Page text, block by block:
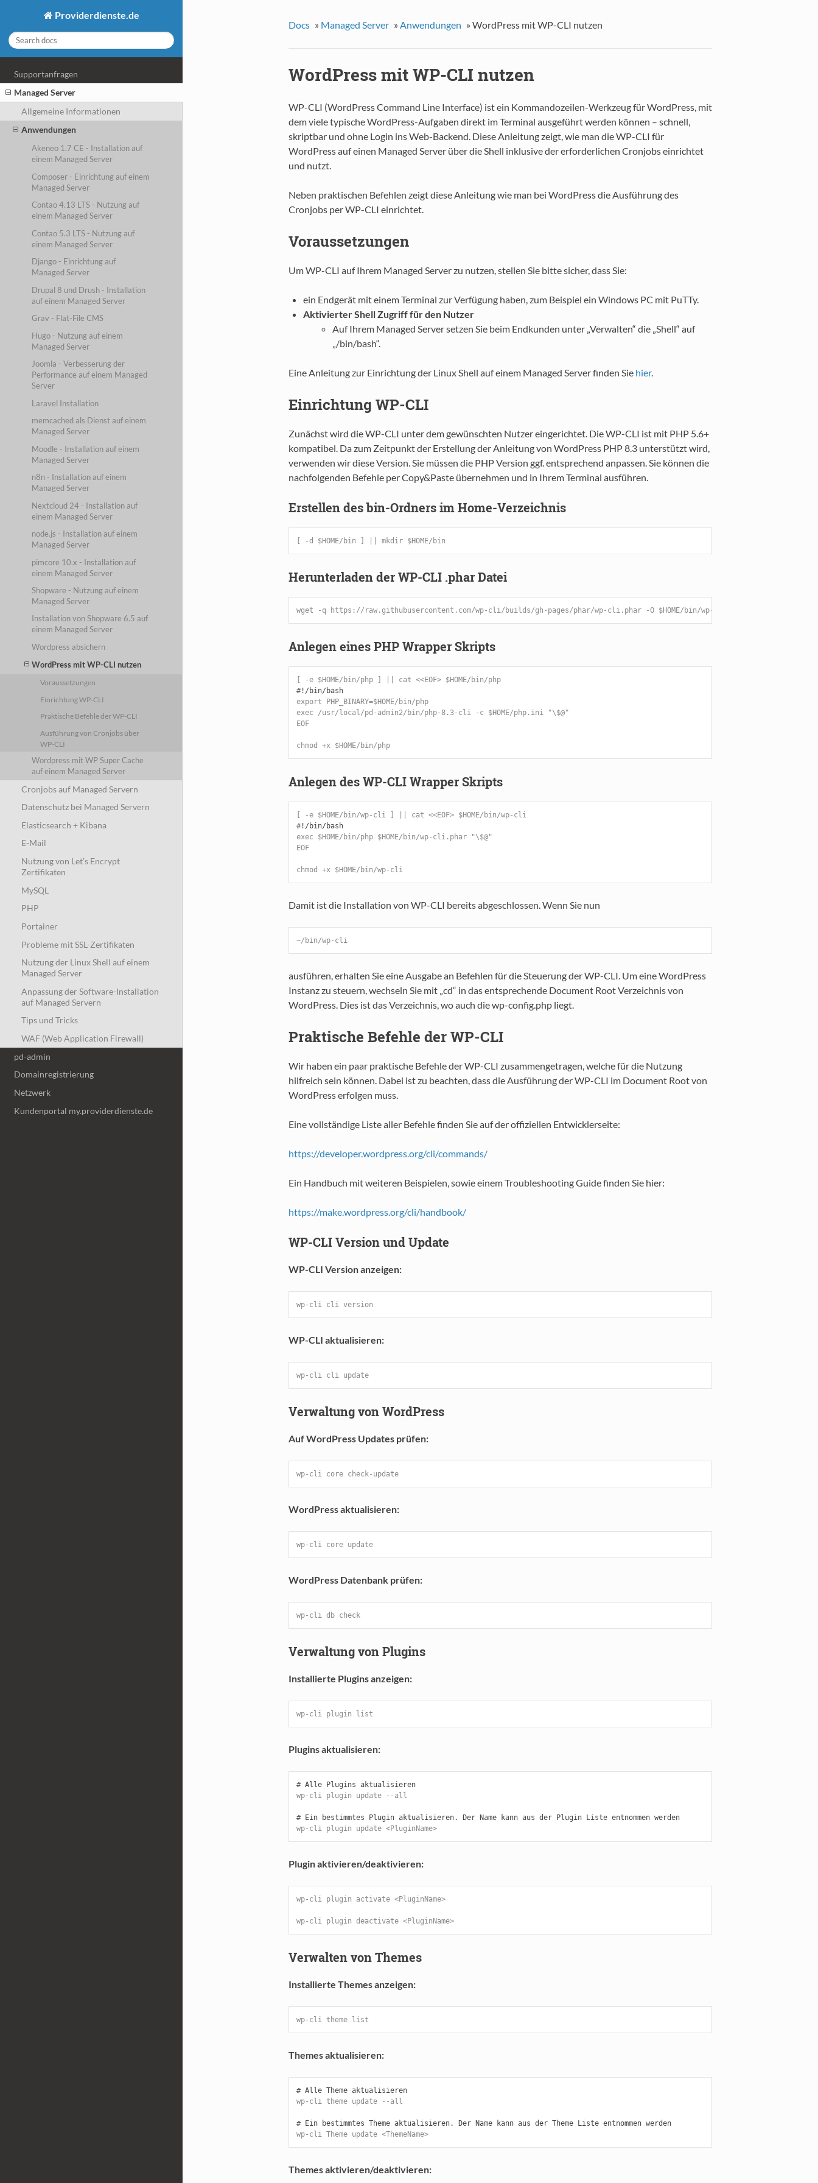
Providerdienste.de
Supportanfragen
Managed Server
Allgemeine Informationen
Anwendungen
Akeneo 1.7 CE - Installation auf
einem Managed Server
Composer - Einrichtung auf einem
Managed Server
Contao 4.13 LTS - Nutzung auf
einem Managed Server
Contao 5.3 LTS - Nutzung auf
einem Managed Server
Django - Einrichtung auf
Managed Server
Drupal 8 und Drush - Installation
auf einem Managed Server
Grav - Flat-File CMS
Hugo - Nutzung auf einem
Managed Server
Joomla - Verbesserung der
Performance auf einem Managed
Server
Laravel Installation
memcached als Dienst auf einem
Managed Server
Moodle - Installation auf einem
Managed Server
n8n - Installation auf einem
Managed Server
Nextcloud 24 - Installation auf
einem Managed Server
node.js - Installation auf einem
Managed Server
pimcore 10.x - Installation auf
einem Managed Server
Shopware - Nutzung auf einem
Managed Server
Installation von Shopware 6.5 auf
einem Managed Server
Wordpress absichern
WordPress mit WP-CLI nutzen
Voraussetzungen
Einrichtung WP-CLI
Praktische Befehle der WP-CLI
Ausführung von Cronjobs über
WP-CLI
Wordpress mit WP Super Cache
auf einem Managed Server
Cronjobs auf Managed Servern
Datenschutz bei Managed Servern
Elasticsearch + Kibana
E-Mail
Nutzung von Let’s Encrypt
Zertifikaten
MySQL
PHP
Portainer
Probleme mit SSL-Zertifikaten
Nutzung der Linux Shell auf einem
Managed Server
Anpassung der Software-Installation
auf Managed Servern
Tips und Tricks
WAF (Web Application Firewall)
pd-admin
Domainregistrierung
Netzwerk
Kundenportal my.providerdienste.de
Docs » Managed Server » Anwendungen » WordPress mit WP-CLI nutzen
WordPress mit WP-CLI nutzen
WP-CLI (WordPress Command Line Interface) ist ein Kommandozeilen-Werkzeug für WordPress, mit
dem viele typische WordPress-Aufgaben direkt im Terminal ausgeführt werden können – schnell,
skriptbar und ohne Login ins Web-Backend. Diese Anleitung zeigt, wie man die WP-CLI für
WordPress auf einen Managed Server über die Shell inklusive der erforderlichen Cronjobs einrichtet
und nutzt.
Neben praktischen Befehlen zeigt diese Anleitung wie man bei WordPress die Ausführung des
Cronjobs per WP-CLI einrichtet.
Voraussetzungen
Um WP-CLI auf Ihrem Managed Server zu nutzen, stellen Sie bitte sicher, dass Sie:
ein Endgerät mit einem Terminal zur Verfügung haben, zum Beispiel ein Windows PC mit PuTTy.
Aktivierter Shell Zugriff für den Nutzer
Auf Ihrem Managed Server setzen Sie beim Endkunden unter „Verwalten“ die „Shell“ auf
„/bin/bash“.
Eine Anleitung zur Einrichtung der Linux Shell auf einem Managed Server finden Sie hier.
Einrichtung WP-CLI
Zunächst wird die WP-CLI unter dem gewünschten Nutzer eingerichtet. Die WP-CLI ist mit PHP 5.6+
kompatibel. Da zum Zeitpunkt der Erstellung der Anleitung von WordPress PHP 8.3 unterstützt wird,
verwenden wir diese Version. Sie müssen die PHP Version ggf. entsprechend anpassen. Sie können die
nachfolgenden Befehle per Copy&Paste übernehmen und in Ihrem Terminal ausführen.
Erstellen des bin-Ordners im Home-Verzeichnis
[ -d $HOME/bin ] || mkdir $HOME/bin
Herunterladen der WP-CLI .phar Datei
wget -q https://raw.githubusercontent.com/wp-cli/builds/gh-pages/phar/wp-cli.phar -O $HOME/bin/wp-cli.phar
Anlegen eines PHP Wrapper Skripts
[ -e $HOME/bin/php ] || cat <<EOF> $HOME/bin/php
#
!/bin/bash
export PHP_BINARY=$HOME/bin/php
exec /usr/local/pd-admin2/bin/php-8.3-cli -c $HOME/php.ini "\$@"
EOF
chmod +x $HOME/bin/php
Anlegen des WP-CLI Wrapper Skripts
[ -e $HOME/bin/wp-cli ] || cat <<EOF> $HOME/bin/wp-cli
#
!/bin/bash
exec $HOME/bin/php $HOME/bin/wp-cli.phar "\$@"
EOF
chmod +x $HOME/bin/wp-cli
Damit ist die Installation von WP-CLI bereits abgeschlossen. Wenn Sie nun
~/bin/wp-cli
ausführen, erhalten Sie eine Ausgabe an Befehlen für die Steuerung der WP-CLI. Um eine WordPress
Instanz zu steuern, wechseln Sie mit „cd“ in das entsprechende Document Root Verzeichnis von
WordPress. Dies ist das Verzeichnis, wo auch die wp-config.php liegt.
Praktische Befehle der WP-CLI
Wir haben ein paar praktische Befehle der WP-CLI zusammengetragen, welche für die Nutzung
hilfreich sein können. Dabei ist zu beachten, dass die Ausführung der WP-CLI im Document Root von
WordPress erfolgen muss.
Eine vollständige Liste aller Befehle finden Sie auf der offiziellen Entwicklerseite:
https://developer.wordpress.org/cli/commands/
Ein Handbuch mit weiteren Beispielen, sowie einem Troubleshooting Guide finden Sie hier:
https://make.wordpress.org/cli/handbook/
WP-CLI Version und Update
WP-CLI Version anzeigen:
wp-cli cli version
WP-CLI aktualisieren:
wp-cli cli update
Verwaltung von WordPress
Auf WordPress Updates prüfen:
wp-cli core check-update
WordPress aktualisieren:
wp-cli core update
WordPress Datenbank prüfen:
wp-cli db check
Verwaltung von Plugins
Installierte Plugins anzeigen:
wp-cli plugin list
Plugins aktualisieren:
#
Alle Plugins aktualisieren
wp-cli plugin update --all
#
Ein bestimmtes Plugin aktualisieren. Der Name kann aus der Plugin Liste entnommen werden
wp-cli plugin update <PluginName>
Plugin aktivieren/deaktivieren:
wp-cli plugin activate <PluginName>
wp-cli plugin deactivate <PluginName>
Verwalten von Themes
Installierte Themes anzeigen:
wp-cli theme list
Themes aktualisieren:
#
Alle Theme aktualisieren
wp-cli theme update --all
#
Ein bestimmtes Theme aktualisieren. Der Name kann aus der Theme Liste entnommen werden
wp-cli Theme update <ThemeName>
Themes aktivieren/deaktivieren: